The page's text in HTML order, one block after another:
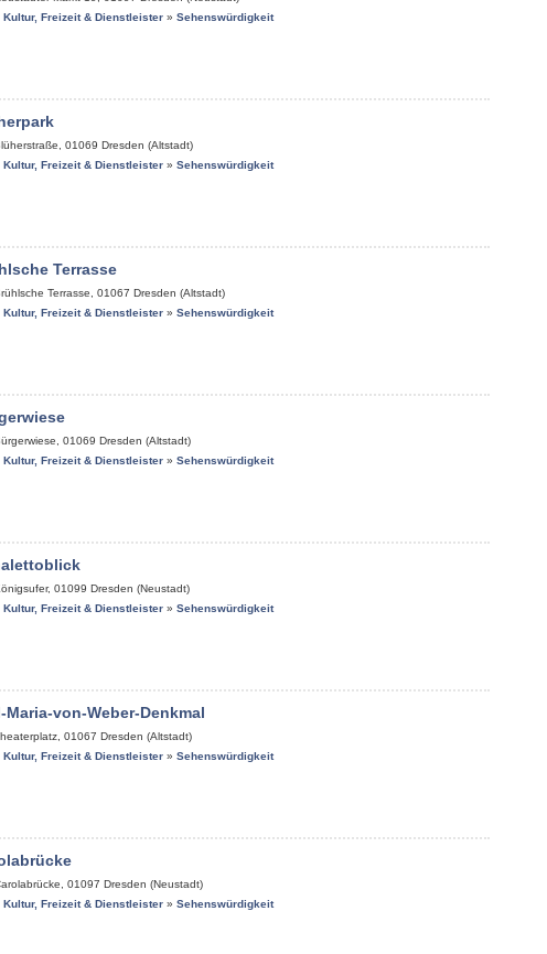
Kultur, Freizeit & Dienstleister » Sehenswürdigkeit
01069 Dresden (Altstadt)
Kultur, Freizeit & Dienstleister » Sehenswürdigkeit
Terrasse
Terrasse 01067 Dresden (Altstadt)
Kultur, Freizeit & Dienstleister » Sehenswürdigkeit
01069 Dresden (Altstadt)
Kultur, Freizeit & Dienstleister » Sehenswürdigkeit
, 01099 Dresden (Neustadt)
Kultur, Freizeit & Dienstleister » Sehenswürdigkeit
Maria-von-Weber-Denkmal
01067 Dresden (Altstadt)
Kultur, Freizeit & Dienstleister » Sehenswürdigkeit
01097 Dresden (Neustadt)
Kultur, Freizeit & Dienstleister » Sehenswürdigkeit